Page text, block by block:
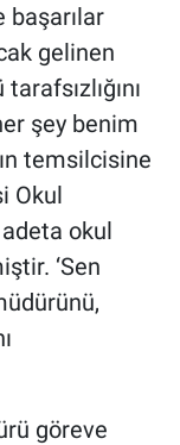
gelinen
şey benim
temsilcisine
Okul
okul
‘Sen
göreve